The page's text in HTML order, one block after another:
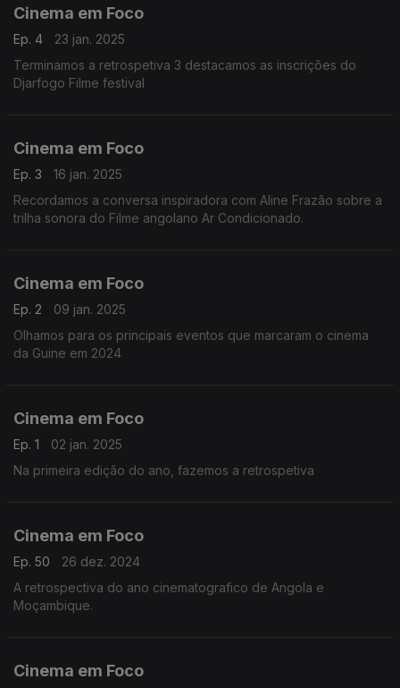
Cinema em Foco
Ep. 4
23 jan. 2025
Terminamos a retrospetiva 3 destacamos as inscrições do
Djarfogo Filme festival
Cinema em Foco
Ep. 3
16 jan. 2025
Recordamos a conversa inspiradora com Aline Frazão sobre a
trilha sonora do Filme angolano Ar Condicionado.
Cinema em Foco
Ep. 2
09 jan. 2025
Olhamos para os principais eventos que marcaram o cinema
da Guine em 2024
Cinema em Foco
Ep. 1
02 jan. 2025
Na primeira edição do ano, fazemos a retrospetiva
Cinema em Foco
Ep. 50
26 dez. 2024
A retrospectiva do ano cinematografico de Angola e
Moçambique.
Cinema em Foco